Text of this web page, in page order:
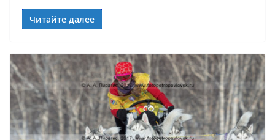
Читайте далее